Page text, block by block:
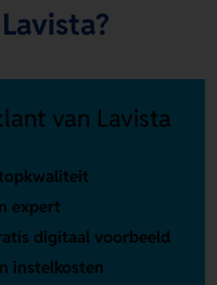
van Lavista
expert
digitaal voorbeeld
instelkosten